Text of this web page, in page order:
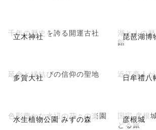
立木神社
千年の歴史を誇る開運古社 琵琶湖博
湖と人の
館
多賀大社
延命と縁結びの信仰の聖地 日牟禮八
近江商人
水生植物公園 みずの森
色彩豊かな水辺の花々の楽園 彦根城
国宝 彦根
どる旅